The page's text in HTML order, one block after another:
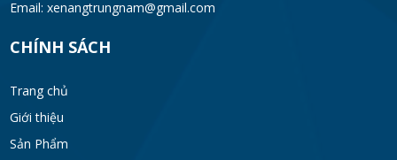
Email: xenangtrungnam@gmail.com
CHÍNH SÁCH
Trang chủ
Giới thiệu
Sản Phẩm